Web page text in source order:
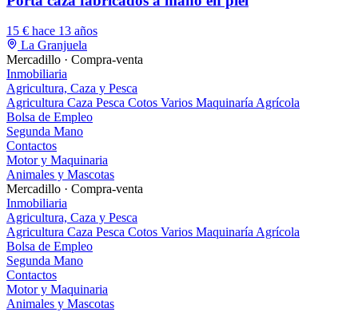
15 € hace 13 años
La Granjuela
Mercadillo · Compra-venta
Inmobiliaria
Agricultura, Caza y Pesca
Agricultura Caza Pesca Cotos Varios Maquinaría Agrícola
Bolsa de Empleo
Segunda Mano
Contactos
Motor y Maquinaria
Animales y Mascotas
Mercadillo · Compra-venta
Inmobiliaria
Agricultura, Caza y Pesca
Agricultura Caza Pesca Cotos Varios Maquinaría Agrícola
Bolsa de Empleo
Segunda Mano
Contactos
Motor y Maquinaria
Animales y Mascotas